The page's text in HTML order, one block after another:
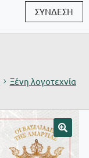
ΣΥΝΔΕΣΗ
Ξένη λογοτεχνία
🔍